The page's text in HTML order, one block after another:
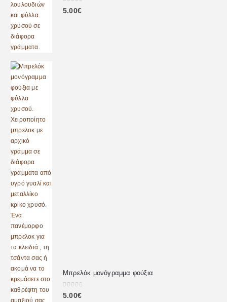
0 out of 5
5.00€
Μπρελόκ μονόγραμμα φούξια
0 out of 5
5.00€